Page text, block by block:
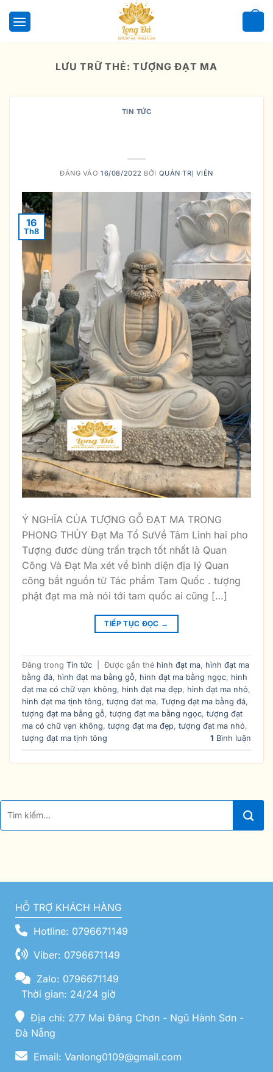
qua
LƯU TRỮ THẺ:TƯỢNG ĐẠT MA
TIN TỨC
ĐĂNG VÀO16/08/2022 BỞI QUẢN TRỊ VIÊN
16
Th8
Ý NGHĨA CỦA TƯỢNG GỖ ĐẠT MA TRONG
PHONG THỦY Đạt Ma Tổ SưVề Tâm Linh hai pho
Tượng đươc dùng trấn trạch tốt nhất là Quan
Công Và Đạt Ma xét về bình diện địa lý Quan
công bắt nguồn từ Tác phẩm Tam Quốc . tượng
phật đạt ma mà nói tới tam quốc ai cũng […]
TIẾP TỤC ĐỌC →
Đăng trong Tin tức Được gắn thẻ hình đạt ma, hình đạt ma
bằng đá, hình đạt ma bằng gỗ, hinh đạt ma bằng ngọc, hình
đạt ma có chữ vạn không, hình đạt ma đẹp, hình đạt ma nhỏ,
hình đạt ma tịnh tông, tượng đạt ma, Tượng đạt ma bằng đá,
tượng đạt ma bằng gỗ, tượng đạt ma bằng ngọc, tượng đạt
ma có chữ vạn không, tượng đạt ma đẹp, tượng đạt ma nhỏ,
tượng đạt ma tịnh tông
1 Bình luận
HỖ TRỢ KHÁCH HÀNG
Hotline: 0796671149
Viber: 0796671149
Zalo: 0796671149
Thời gian: 24/24 giờ
Địa chỉ: 277 Mai Đăng Chơn - Ngũ Hành Sơn -
Đà Nẵng
Email: Vanlong0109@gmail.com